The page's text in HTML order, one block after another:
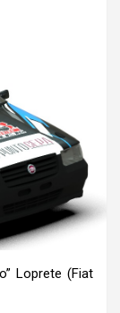
Loprete (Fiat